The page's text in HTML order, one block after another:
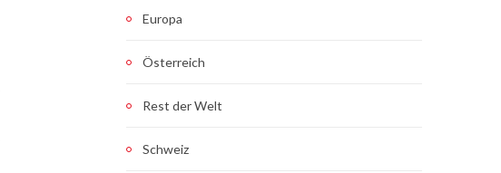
Europa
Österreich
Rest der Welt
Schweiz